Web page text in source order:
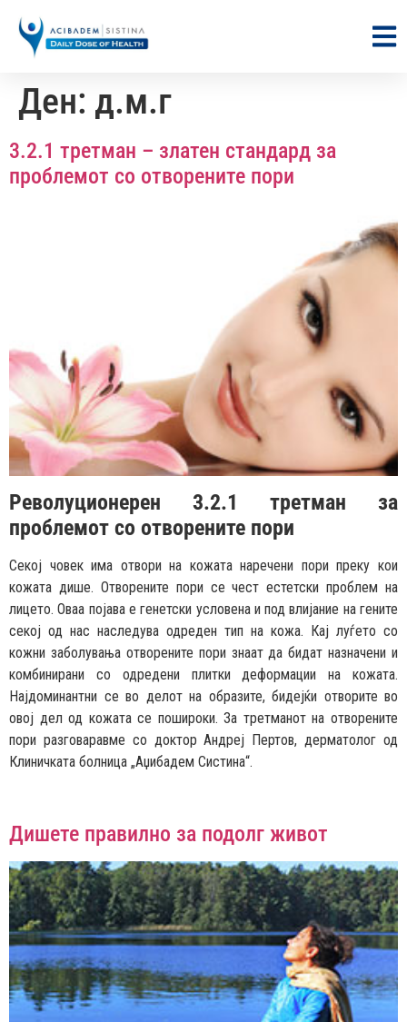
Ден: д.м.г
3.2.1 третман – златен стандард за
проблемот со отворените пори
Револуционерен 3.2.1 третман за
проблемот со отворените пори
Секој човек има отвори на кожата наречени пори преку кои
кожата дише. Отворените пори се чест естетски проблем на
лицето. Оваа појава е генетски условена и под влијание на гените
секој од нас наследува одреден тип на кожа. Кај луѓето со
кожни заболувања отворените пори знаат да бидат назначени и
комбинирани со одредени плитки деформации на кожата.
Најдоминантни се во делот на образите, бидејќи отворите во
овој дел од кожата се пошироки. За третманот на отворените
пори разговаравме со доктор Андреј Пертов, дерматолог од
Клиничката болница „Аџибадем Систина“.
Дишете правилно за подолг живот